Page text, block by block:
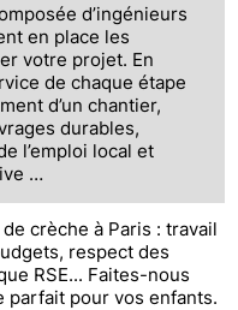
d’ingénieurs
en place les
votre projet. En
de chaque étape
d’un chantier,
durables,
l’emploi local et
…
crèche à Paris : travail
respect des
RSE... Faites-nous
parfait pour vos enfants.